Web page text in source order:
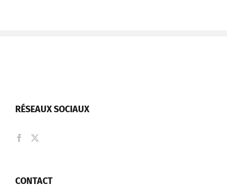
RÉSEAUX SOCIAUX
CONTACT